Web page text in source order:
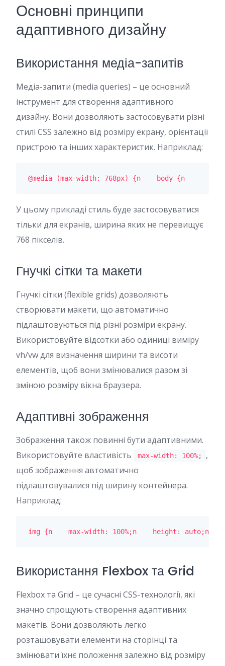
Основні принципи
адаптивного дизайну
Використання медіа-запитів
Медіа-запити (media queries) – це основний
інструмент для створення адаптивного
дизайну. Вони дозволяють застосовувати різні
стилі CSS залежно від розміру екрану, орієнтації
пристрою та інших характеристик. Наприклад:
@media (max-width: 768px) {n    body {n
У цьому прикладі стиль буде застосовуватися
тільки для екранів, ширина яких не перевищує
768 пікселів.
Гнучкі сітки та макети
Гнучкі сітки (flexible grids) дозволяють
створювати макети, що автоматично
підлаштовуються під різні розміри екрану.
Використовуйте відсотки або одиниці виміру
vh/vw для визначення ширини та висоти
елементів, щоб вони змінювалися разом зі
зміною розміру вікна браузера.
Адаптивні зображення
Зображення також повинні бути адаптивними.
Використовуйте властивість
max-width: 100%;
,
щоб зображення автоматично
підлаштовувалися під ширину контейнера.
Наприклад:
img {n    max-width: 100%;n    height: auto;n}n
Використання Flexbox та Grid
Flexbox та Grid – це сучасні CSS-технології, які
значно спрощують створення адаптивних
макетів. Вони дозволяють легко
розташовувати елементи на сторінці та
змінювати їхнє положення залежно від розміру